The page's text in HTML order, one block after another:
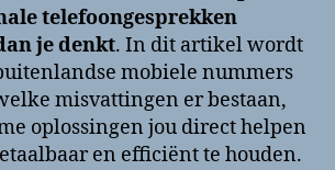
telefoongesprekken
je denkt. In dit artikel wordt
mobiele nummers
misvattingen er bestaan,
oplossingen jou direct helpen
en efficiënt te houden.